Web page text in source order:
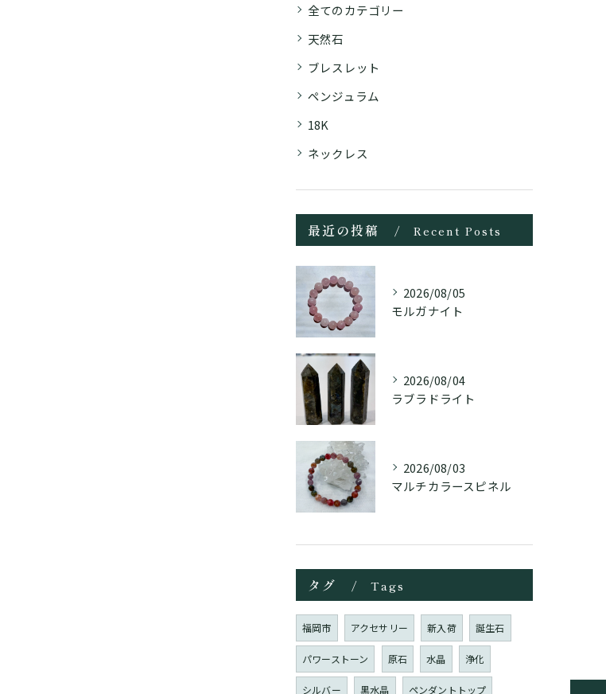
全てのカテゴリー
天然石
ブレスレット
ペンジュラム
18K
ネックレス
最近の投稿 Recent Posts
2026/08/05
モルガナイト
2026/08/04
ラブラドライト
2026/08/03
マルチカラースピネル
タグ Tags
福岡市 アクセサリー 新入荷 誕生石
パワーストーン 原石 水晶 浄化
シルバー 黒水晶 ペンダントトップ